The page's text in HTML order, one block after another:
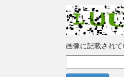
画像に記載され